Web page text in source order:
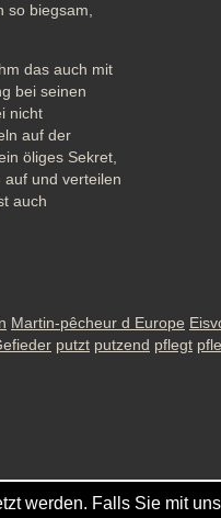
biegsam,
das auch mit
bei seinen
nicht
auf der
öliges Sekret,
und verteilen
auch
Martin-pêcheur d Europe
putzt putzend pflegt
werden. Falls Sie mit